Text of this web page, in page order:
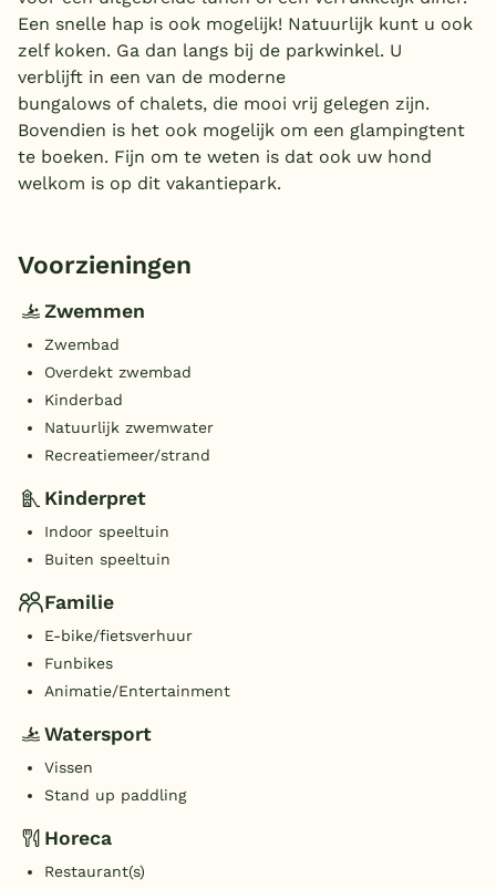
Een snelle hap is ook mogelijk! Natuurlijk kunt u ook
zelf koken. Ga dan langs bij de parkwinkel. U
verblijft in een van de moderne
bungalows of chalets, die mooi vrij gelegen zijn.
Bovendien is het ook mogelijk om een glampingtent
te boeken. Fijn om te weten is dat ook uw hond
welkom is op dit vakantiepark.
Voorzieningen
Zwemmen
Zwembad
Overdekt zwembad
Kinderbad
Natuurlijk zwemwater
Recreatiemeer/strand
Kinderpret
Indoor speeltuin
Buiten speeltuin
Familie
E-bike/fietsverhuur
Funbikes
Animatie/Entertainment
Watersport
Vissen
Stand up paddling
Horeca
Restaurant(s)